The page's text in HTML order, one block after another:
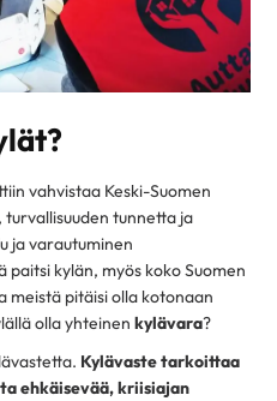
vahvistaa Keski-Suomen
tunnetta ja
ja varautuminen
kylän, myös koko Suomen
meistä pitäisi olla kotonaan
olla yhteinenkylävara?
Kylävastetarkoittaa
ehkäisevää, kriisiajan